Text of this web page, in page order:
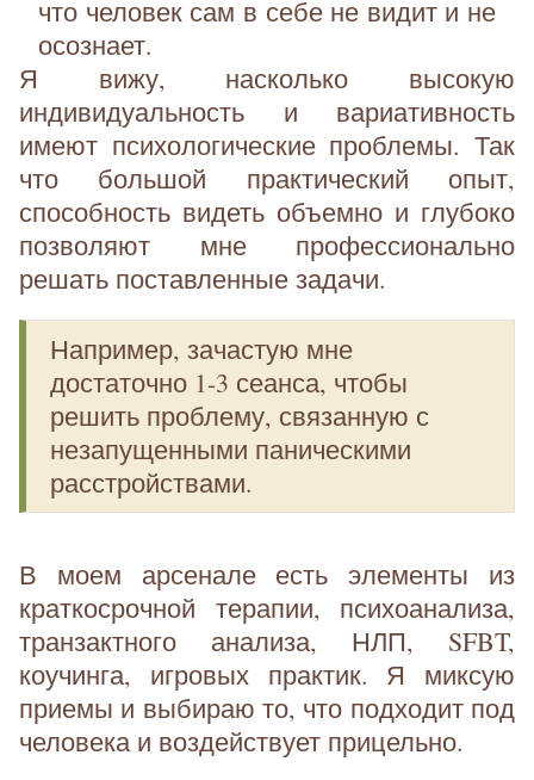
что человек сам в себе не видит и не
осознает.
Я вижу, насколько высокую
индивидуальность и вариативность
имеют психологические проблемы. Так
что большой практический опыт,
способность видеть объемно и глубоко
позволяют мне профессионально
решать поставленные задачи.
Например, зачастую мне
достаточно 1-3 сеанса, чтобы
решить проблему, связанную с
незапущенными паническими
расстройствами.
В моем арсенале есть элементы из
краткосрочной терапии, психоанализа,
транзактного анализа, НЛП, SFBT,
коучинга, игровых практик. Я миксую
приемы и выбираю то, что подходит под
человека и воздействует прицельно.